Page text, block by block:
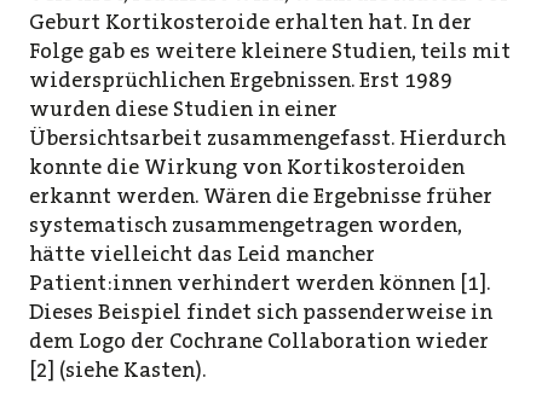
Geburt Kortikosteroide erhalten hat. In der
Folge gab es weitere kleinere Studien, teils mit
widersprüchlichen Ergebnissen. Erst 1989
wurden diese Studien in einer
Übersichtsarbeit zusammengefasst. Hierdurch
konnte die Wirkung von Kortikosteroiden
erkannt werden. Wären die Ergebnisse früher
systematisch zusammengetragen worden,
hätte vielleicht das Leid mancher
Patient:innen verhindert werden können [1].
Dieses Beispiel findet sich passenderweise in
dem Logo der Cochrane Collaboration wieder
[2] (siehe Kasten).